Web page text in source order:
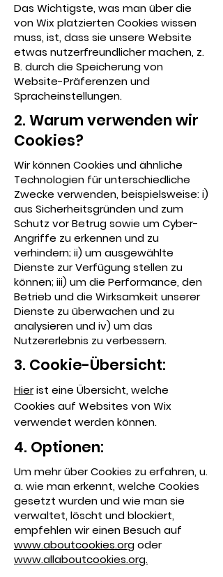
Das Wichtigste, was man über die
von Wix platzierten Cookies wissen
muss, ist, dass sie unsere Website
etwas nutzerfreundlicher machen, z.
B. durch die Speicherung von
Website-Präferenzen und
Spracheinstellungen.
2. Warum verwenden wir
Cookies?
Wir können Cookies und ähnliche
Technologien für unterschiedliche
Zwecke verwenden, beispielsweise: i)
aus Sicherheitsgründen und zum
Schutz vor Betrug sowie um Cyber-
Angriffe zu erkennen und zu
verhindern; ii) um ausgewählte
Dienste zur Verfügung stellen zu
können; iii) um die Performance, den
Betrieb und die Wirksamkeit unserer
Dienste zu überwachen und zu
analysieren und iv) um das
Nutzererlebnis zu verbessern.
3. Cookie-Übersicht:
Hierist eine Übersicht, welche
Cookies auf Websites von Wix
verwendet werden können.
4. Optionen:
Um mehr über Cookies zu erfahren, u.
a. wie man erkennt, welche Cookies
gesetzt wurden und wie man sie
verwaltet, löscht und blockiert,
empfehlen wir einen Besuch auf
www.aboutcookies.orgoder
www.allaboutcookies.org.